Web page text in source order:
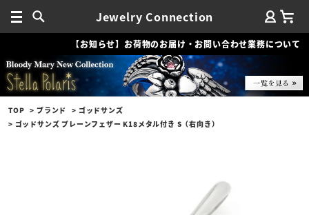
Jewelry Connection
【お知らせ】お荷物のお届け・お問い合わせ業務について
TOP ブランド
ゴッドサンズ
ゴッドサンズ プレーンフェザー K18メタル付き S（右向き）